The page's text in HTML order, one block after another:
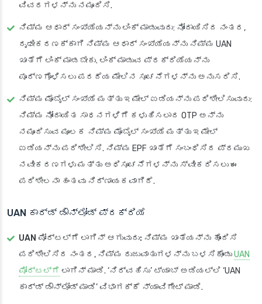
ವಿವರಗಳನ್ನು ನಮೂದಿಸಿ.
ನಿಮ್ಮ ಆಧಾರ್ ಸಂಖ್ಯೆಯನ್ನು ಲಿಂಕ್ ಮಾಡುವುದು: ನೋಂದಾಯಿಸಿದ ನಂತರ,
ದೃಢೀಕರಣಕ್ಕಾಗಿ ನಿಮ್ಮ ಆಧಾರ್ ಸಂಖ್ಯೆಯನ್ನು ನಿಮ್ಮ UAN
ಖಾತೆಗೆ ಲಿಂಕ್ ಮಾಡಬೇಕು. ಲಿಂಕ್ ಮಾಡುವ ಪ್ರಕ್ರಿಯೆಯನ್ನು
ಪೂರ್ಣಗೊಳಿಸಲು ಪರದೆಯ ಮೇಲಿನ ಸೂಚನೆಗಳನ್ನು ಅನುಸರಿಸಿ.
ನಿಮ್ಮ ಮೊಬೈಲ್ ಸಂಖ್ಯೆ ಮತ್ತು ಇಮೇಲ್ ಐಡಿಯನ್ನು ಪರಿಶೀಲಿಸುವುದು:
ನಿಮ್ಮ ನೋಂದಾಯಿತ ಸಾಧನಗಳಿಗೆ ಕಳುಹಿಸಲಾದ OTP ಅನ್ನು
ನಮೂದಿಸುವ ಮೂಲಕ ನಿಮ್ಮ ಮೊಬೈಲ್ ಸಂಖ್ಯೆ ಮತ್ತು ಇಮೇಲ್
ಐಡಿಯನ್ನು ಪರಿಶೀಲಿಸಿ. ನಿಮ್ಮ EPF ಖಾತೆಗೆ ಸಂಬಂಧಿಸಿದ ಪ್ರಮುಖ
ನವೀಕರಣಗಳು ಮತ್ತು ಅಧಿಸೂಚನೆಗಳನ್ನು ಸ್ವೀಕರಿಸಲು ಈ
ಪರಿಶೀಲನಾ ಹಂತವು ನಿರ್ಣಾಯಕವಾಗಿದೆ.
UAN ಕಾರ್ಡ್ ಡೌನ್‌ಲೋಡ್ ಪ್ರಕ್ರಿಯೆ
UAN ಪೋರ್ಟಲ್‌ಗೆ ಲಾಗಿನ್ ಆಗುವುದು: ನಿಮ್ಮ ಖಾತೆಯನ್ನು ಹೊಂದಿಸಿ
ಪರಿಶೀಲಿಸಿದ ನಂತರ, ನಿಮ್ಮ ರುಜುವಾತುಗಳನ್ನು ಬಳಸಿಕೊಂಡುUAN
ಪೋರ್ಟಲ್‌ಗೆ ಲಾಗಿನ್ ಮಾಡಿ. ‘ನಿರ್ವಹಿಸು’ ಟ್ಯಾಬ್ ಅಡಿಯಲ್ಲಿ ‘UAN
ಕಾರ್ಡ್ ಡೌನ್‌ಲೋಡ್ ಮಾಡಿ’ ವಿಭಾಗಕ್ಕೆ ನ್ಯಾವಿಗೇಟ್ ಮಾಡಿ.